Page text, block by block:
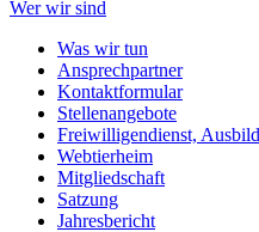
Wer wir sind
Was wir tun
Ansprechpartner
Kontaktformular
Stellenangebote
Freiwilligendienst,
Webtierheim
Mitgliedschaft
Satzung
Jahresbericht